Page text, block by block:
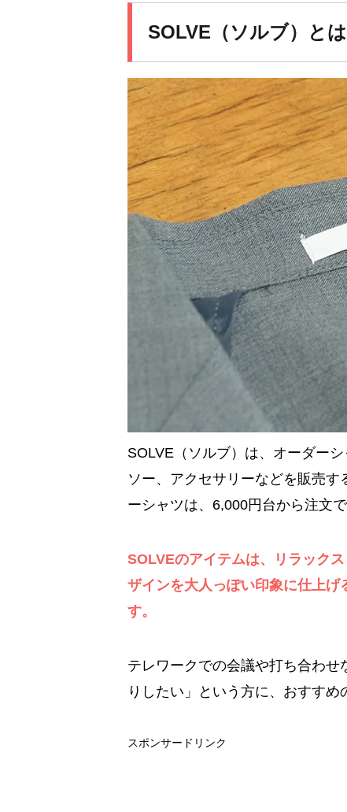
SOLVE（ソルブ）とは
SOLVE（ソルブ）は、オーダー
ソー、アクセサリーなどを販売
ーシャツは、6,000円台から注文
SOLVEのアイテムは、リラック
ザインを大人っぽい印象に仕上げ
す。
テレワークでの会議や打ち合わ
りしたい」という方に、おすすめ
スポンサードリンク